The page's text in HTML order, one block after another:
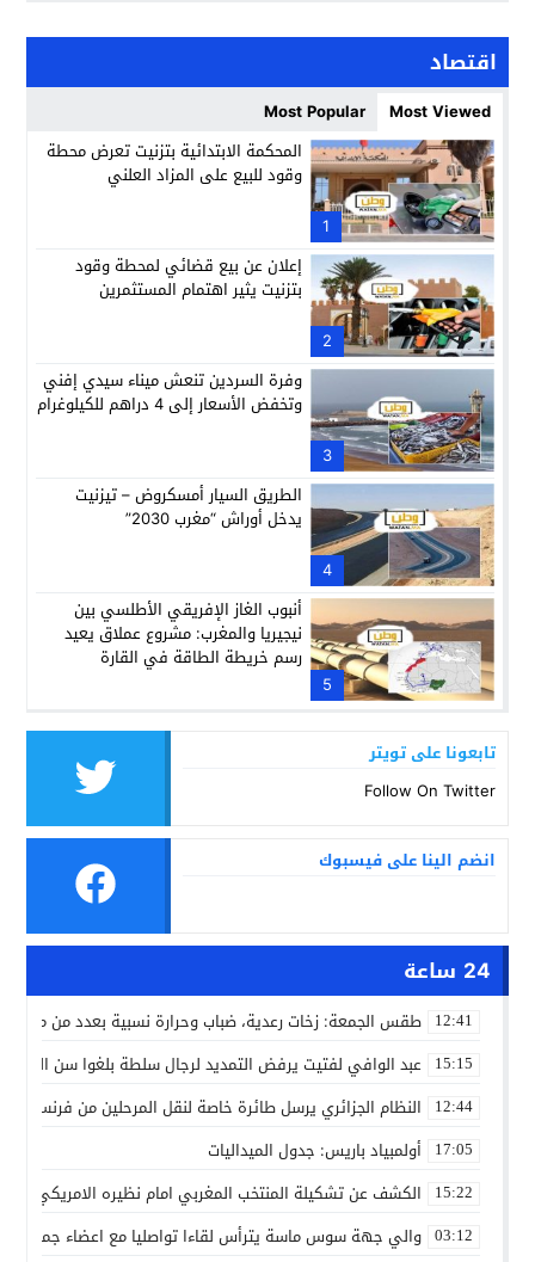
اقتصاد
Most Viewed
Most Popular
1
المحكمة الابتدائية بتزنيت تعرض محطة
وقود للبيع على المزاد العلني
2
إعلان عن بيع قضائي لمحطة وقود
بتزنيت يثير اهتمام المستثمرين
3
وفرة السردين تنعش ميناء سيدي إفني
وتخفض الأسعار إلى 4 دراهم للكيلوغرام
4
الطريق السيار أمسكروض – تيزنيت
يدخل أوراش “مغرب 2030”
5
أنبوب الغاز الإفريقي الأطلسي بين
نيجيريا والمغرب: مشروع عملاق يعيد
رسم خريطة الطاقة في القارة
تابعونا على تويتر
Follow On Twitter
انضم الينا على فيسبوك
24 ساعة
12:41 طقس الجمعة: زخات رعدية، ضباب وحرارة نسبية بعدد من مدن
15:15 عبد الوافي لفتيت يرفض التمديد لرجال سلطة بلغوا سن التقاعد
12:44 النظام الجزائري يرسل طائرة خاصة لنقل المرحلين من فرنسا
17:05 أولمبياد باريس: جدول الميداليات
15:22 الكشف عن تشكيلة المنتخب المغربي امام نظيره الامريكي
03:12 والي جهة سوس ماسة يترأس لقاءا تواصليا مع اعضاء جماعة